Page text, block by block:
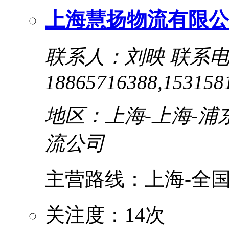
上海慧扬物流有限
联系人：刘映 联系
地区：上海-上海-浦
流公司
主营路线：上海-全
关注度：14次